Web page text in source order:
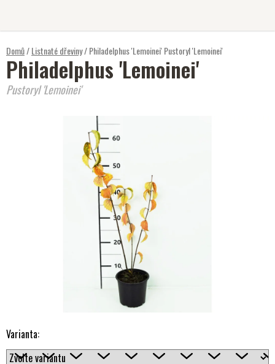
Domů/Listnaté dřeviny/Philadelphus 'Lemoinei'Pustoryl 'Lemoinei'
Varianta:
Philadelphus 'Lemoinei'
Pustoryl 'Lemoinei'